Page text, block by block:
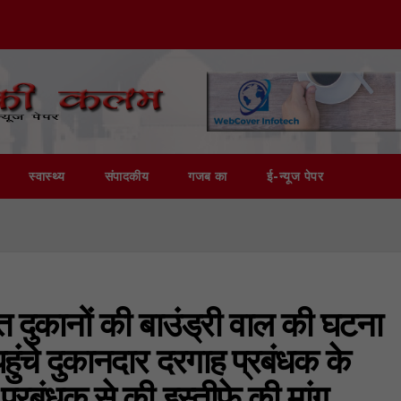
स्वास्थ्य संपादकीय गजब का ई-न्यूज पेपर
दुकानों की बाउंड्री वाल की घटना
दुकानदार दरगाह प्रबंधक के